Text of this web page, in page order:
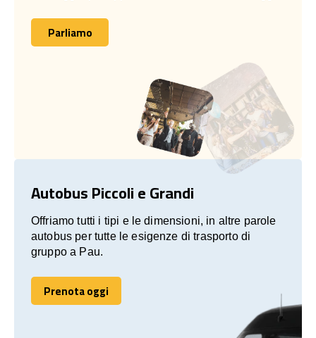
Parliamo
Parliamo
Autobus Piccoli e Grandi
Offriamo tutti i tipi e le dimensioni, in altre parole
autobus per tutte le esigenze di trasporto di
gruppo a Pau.
Prenota oggi
Prenota oggi